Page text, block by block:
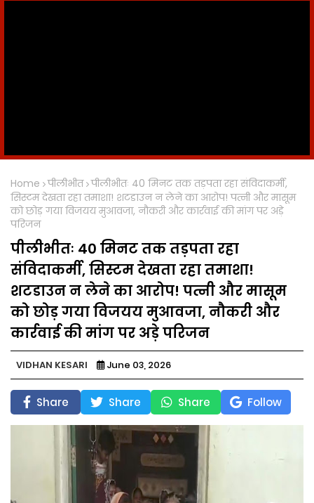
Home पीलीभीत पीलीभीतः 40 मिनट तक तड़पता रहा संविदाकर्मी,
सिस्टम देखता रहा तमाशा! शटडाउन न लेने का आरोप! पत्नी और मासूम
को छोड़ गया विजयय मुआवजा, नौकरी और कार्रवाई की मांग पर अड़े
परिजन
पीलीभीतः 40 मिनट तक तड़पता रहा
संविदाकर्मी, सिस्टम देखता रहा तमाशा!
शटडाउन न लेने का आरोप! पत्नी और मासूम
को छोड़ गया विजयय मुआवजा, नौकरी और
कार्रवाई की मांग पर अड़े परिजन
VIDHAN KESARI June 03, 2026
Share Share Share Follow